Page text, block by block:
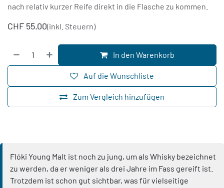
nach relativ kurzer Reife direkt in die Flasche zu kommen.
CHF 55.00(inkl. Steuern)
In den Warenkorb
Zum Vergleich hinzufügen
Auf die Wunschliste
Flóki Young Malt ist noch zu jung, um als Whisky bezeichnet
zu werden, da er weniger als drei Jahre im Fass gereift ist.
Trotzdem ist schon gut sichtbar, was für vielseitige